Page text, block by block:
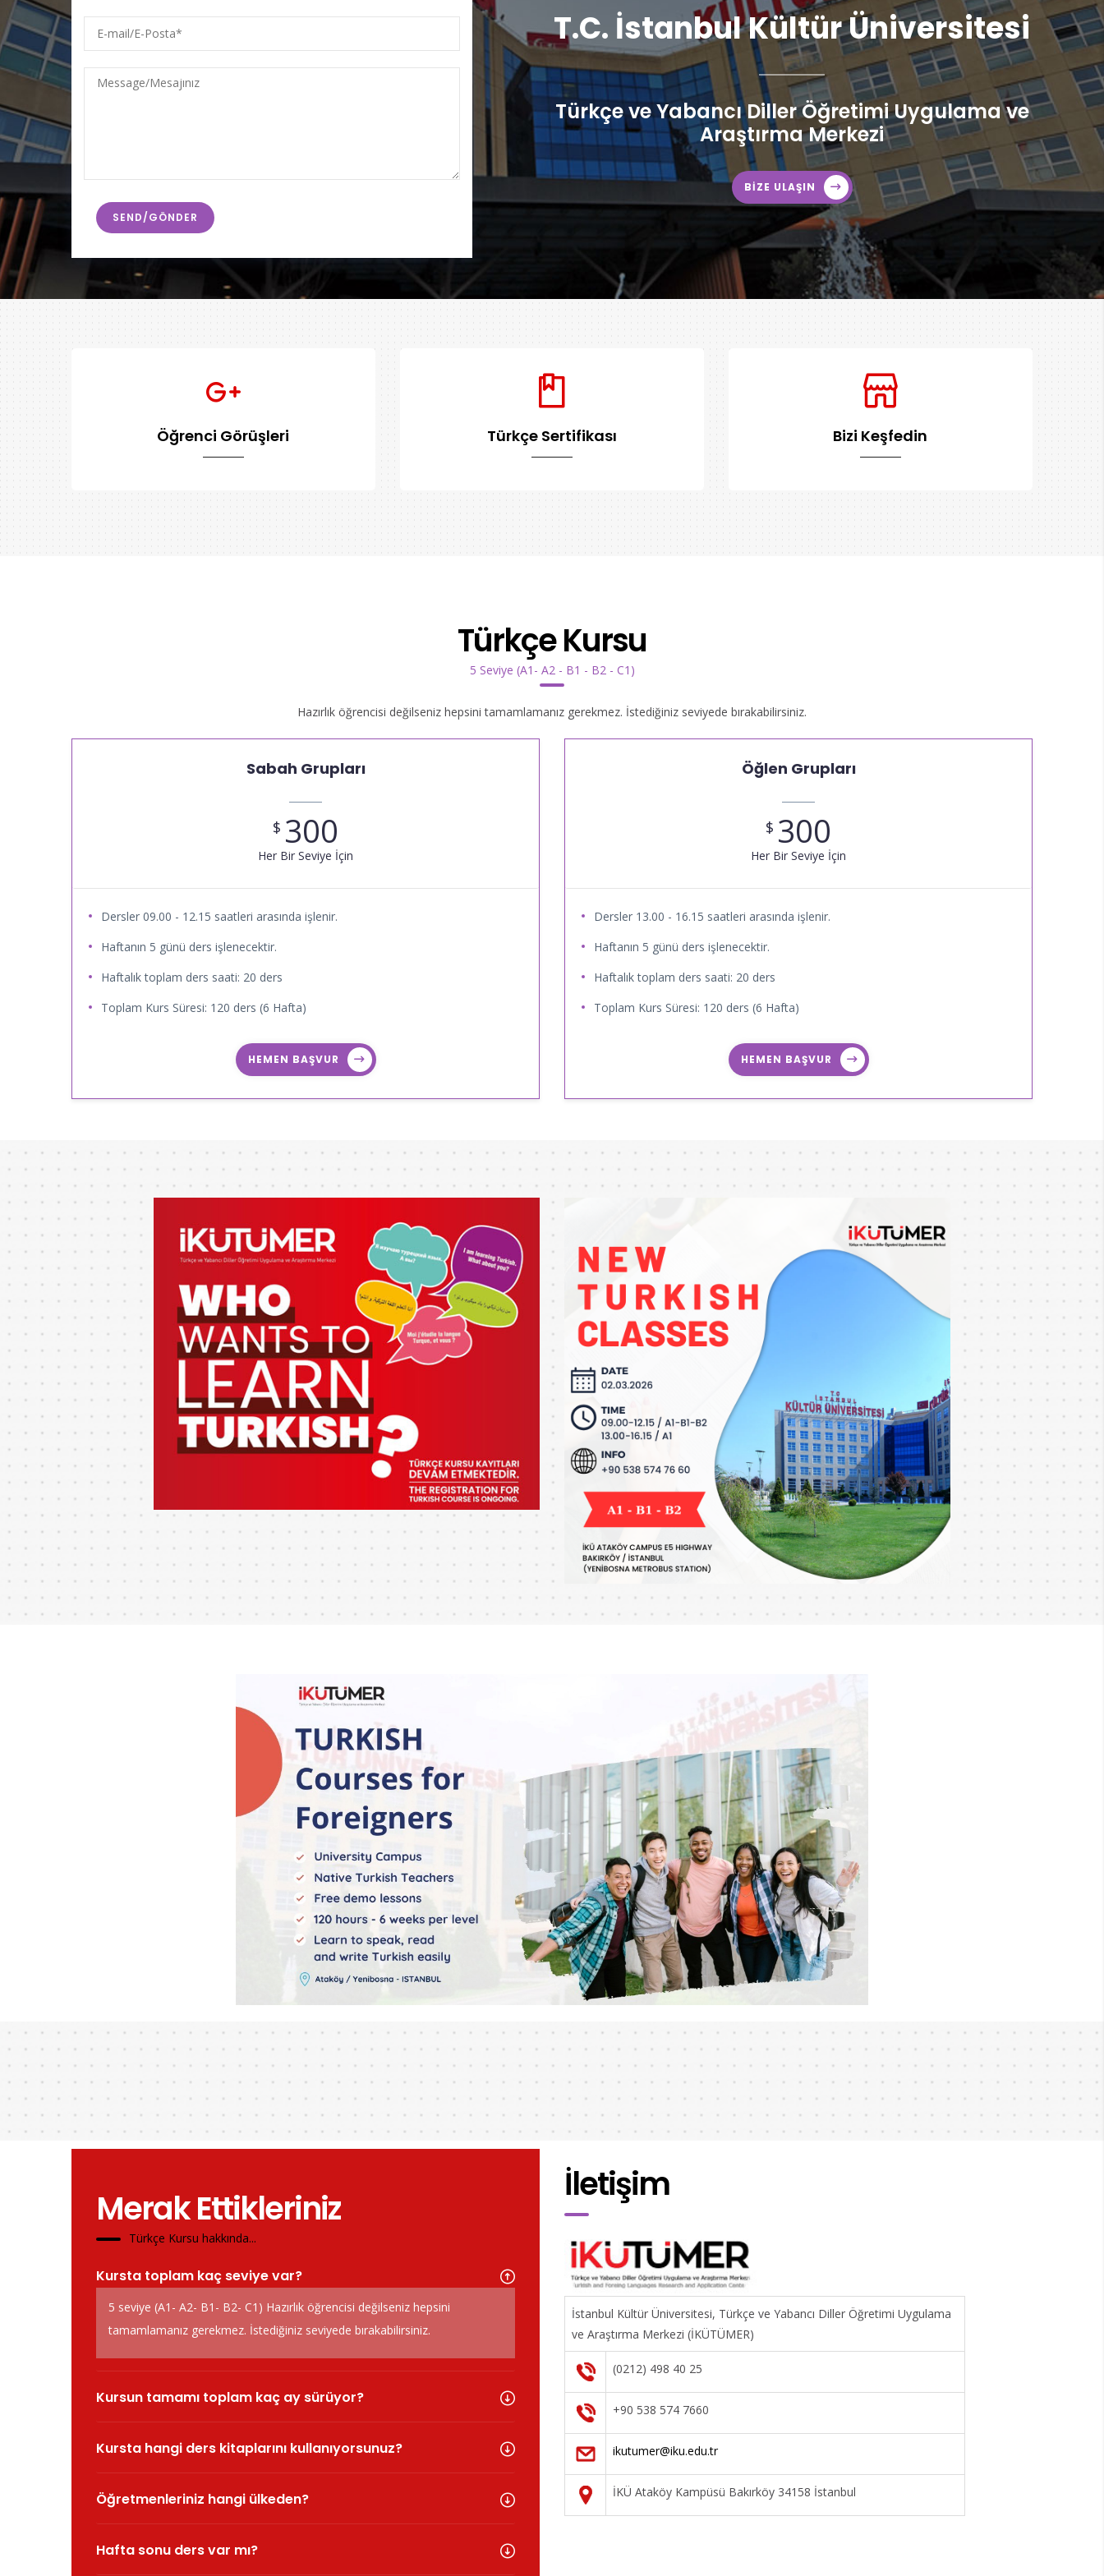
mail/E-
Posta
Message/Mesajınız
T.C. İstanbul Kültür Üniversitesi
Türkçe ve Yabancı Diller Öğretimi Uygulama ve
Araştırma Merkezi
BİZE ULAŞIN
Öğrenci Görüşleri Türkçe Sertifikası Bizi Keşfedin
Türkçe Kursu
5 Seviye (A1- A2 - B1 - B2 - C1)
Hazırlık öğrencisi değilseniz hepsini tamamlamanız gerekmez. İstediğiniz seviyede bırakabilirsiniz.
Sabah Grupları
$ 300
Her Bir Seviye İçin
Dersler 09.00 - 12.15 saatleri arasında işlenir.
Haftanın 5 günü ders işlenecektir.
Haftalık toplam ders saati: 20 ders
Toplam Kurs Süresi: 120 ders (6 Hafta)
HEMEN BAŞVUR
Öğlen Grupları
$ 300
Her Bir Seviye İçin
Dersler 13.00 - 16.15 saatleri arasında işlenir.
Haftanın 5 günü ders işlenecektir.
Haftalık toplam ders saati: 20 ders
Toplam Kurs Süresi: 120 ders (6 Hafta)
HEMEN BAŞVUR
Merak Ettikleriniz
Türkçe Kursu hakkında...
Kursta toplam kaç seviye var?
5 seviye (A1- A2- B1- B2- C1) Hazırlık öğrencisi değilseniz hepsini
tamamlamanız gerekmez. İstediğiniz seviyede bırakabilirsiniz.
Kursun tamamı toplam kaç ay sürüyor?
Kursta hangi ders kitaplarını kullanıyorsunuz?
Öğretmenleriniz hangi ülkeden?
Hafta sonu ders var mı?
İletişim
İstanbul Kültür Üniversitesi, Türkçe ve Yabancı Diller Öğretimi Uygulama
ve Araştırma Merkezi (İKÜTÜMER)
(0212) 498 40 25
+90 538 574 7660
ikutumer@iku.edu.tr
İKÜ Ataköy Kampüsü Bakırköy 34158 İstanbul